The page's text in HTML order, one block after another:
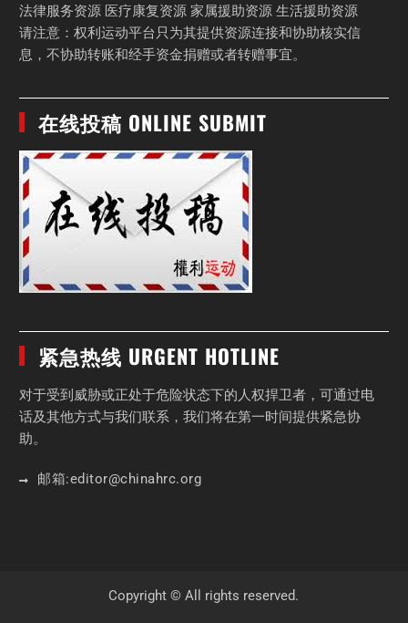
法律服务资源 医疗康复资源 家属援助资源 生活援助资源
请注意：权利运动平台只为其提供资源连接和协助核实信
息，不协助转账和经手资金捐赠或者转赠事宜。
在线投稿 ONLINE SUBMIT
紧急热线 URGENT HOTLINE
对于受到威胁或正处于危险状态下的人权捍卫者，可通过电
话及其他方式与我们联系，我们将在第一时间提供紧急协
助。
邮箱:editor@chinahrc.org
Copyright © All rights reserved.